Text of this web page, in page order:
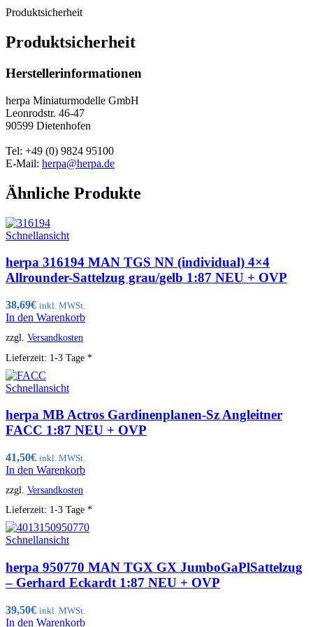
Produktsicherheit
Produktsicherheit
Herstellerinformationen
herpa Miniaturmodelle GmbH
Leonrodstr. 46-47
90599 Dietenhofen
Tel: +49 (0) 9824 95100
E-Mail: herpa@herpa.de
Ähnliche Produkte
Schnellansicht
herpa 316194 MAN TGS NN (individual) 4×4
Allrounder-Sattelzug grau/gelb 1:87 NEU + OVP
38,69€ inkl. MWSt.
In den Warenkorb
zzgl. Versandkosten
Lieferzeit: 1-3 Tage *
Schnellansicht
herpa MB Actros Gardinenplanen-Sz Angleitner
FACC 1:87 NEU + OVP
41,50€ inkl. MWSt.
In den Warenkorb
zzgl. Versandkosten
Lieferzeit: 1-3 Tage *
Schnellansicht
herpa 950770 MAN TGX GX JumboGaPlSattelzug
– Gerhard Eckardt 1:87 NEU + OVP
39,50€ inkl. MWSt.
In den Warenkorb